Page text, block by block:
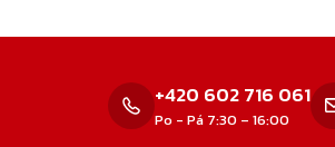
+420 602 716 061
Po - Pá 7:30 – 16:00